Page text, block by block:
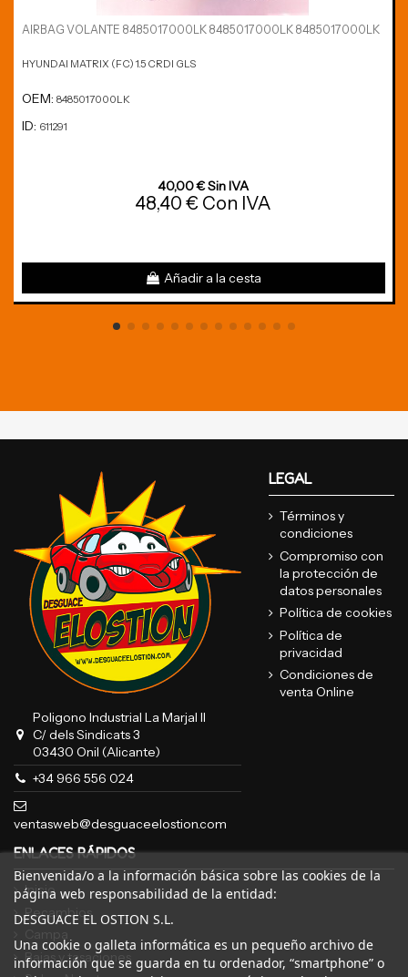
AIRBAG VOLANTE 8485017000LK 8485017000LK 8485017000LK
HYUNDAI MATRIX (FC) 1.5 CRDI GLS
OEM: 8485017000LK
ID: 611291
40,00 € Sin IVA
48,40 € Con IVA
Añadir a la cesta
Poligono Industrial La Marjal II
C/ dels Sindicats 3
03430 Onil (Alicante)
+34 966 556 024
ventasweb@desguaceelostion.com
LEGAL
Términos y
condiciones
Compromiso con
la protección de
datos personales
Política de cookies
Política de
privacidad
Condiciones de
venta Online
ENLACES RÁPIDOS
Inicio
Recambios
Bajas y tasaciones
Bienvenida/o a la información básica sobre las cookies de la
página web responsabilidad de la entidad:
DESGUACE EL OSTION S.L.
Una cookie o galleta informática es un pequeño archivo de
información que se guarda en tu ordenador, “smartphone” o